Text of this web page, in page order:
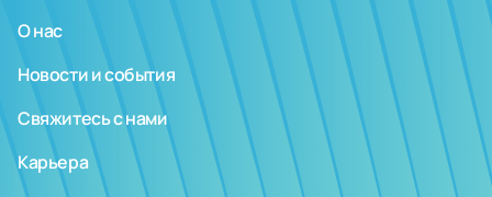
О нас
Новости и события
Свяжитесь с нами
Карьера